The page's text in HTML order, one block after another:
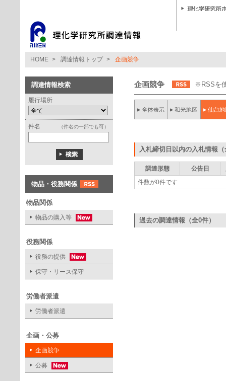
HOME > 調達情報トップ > 企画競争
調達情報検索
履行場所
件名 （件名の一部でも可）
物品・役務関係
物品関係
物品の購入等
役務関係
役務の提供
保守・リース保守
労働者派遣
労働者派遣
企画・公募
企画競争
公募
企画競争 ※RSSを
入札締切日以内の入札情報
調達形態 公告日
件数が0件です
過去の調達情報（全0件）